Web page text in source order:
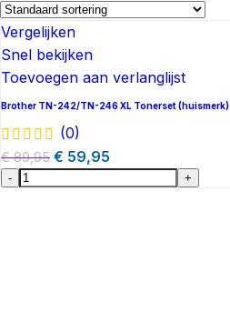
Vergelijken
Snel bekijken
Toevoegen aan verlanglijst
Brother TN-242/TN-246 XL Tonerset (huismerk)
(0)
€89,95 € 59,95
- +